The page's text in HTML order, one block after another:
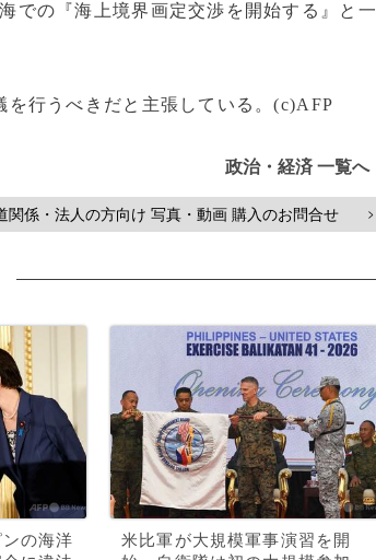
での『海上境界画定交渉を開始する』と一
行うべきだと主張している。(c)AFP
政治・経済 一覧へ
関係・法人の方向け 写真・動画 購入のお問合せ >
の海洋
米比軍が大規模軍事演習を開